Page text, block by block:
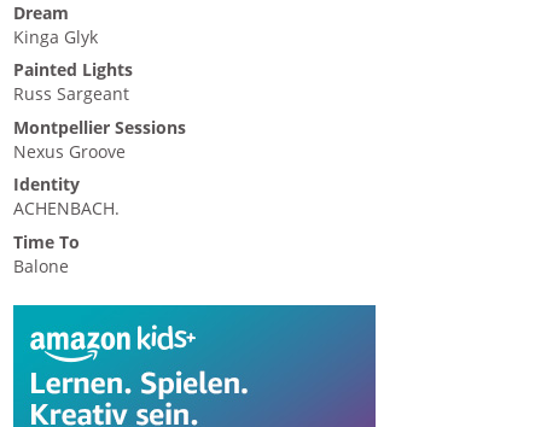
Dream
Kinga Glyk
Painted Lights
Russ Sargeant
Montpellier Sessions
Nexus Groove
Identity
ACHENBACH.
Time To
Balone